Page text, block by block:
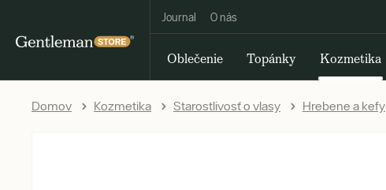
Journal O nás
Oblečenie Topánky Kozmetika
Domov Kozmetika Starostlivosť o vlasy Hrebene a kefy